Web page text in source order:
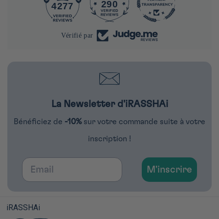
4277 290
Vérifié par
La Newsletter d'iRASSHAi
Bénéficiez de -10% sur votre commande suite à votre
inscription !
Email
M'inscrire
iRASSHAi